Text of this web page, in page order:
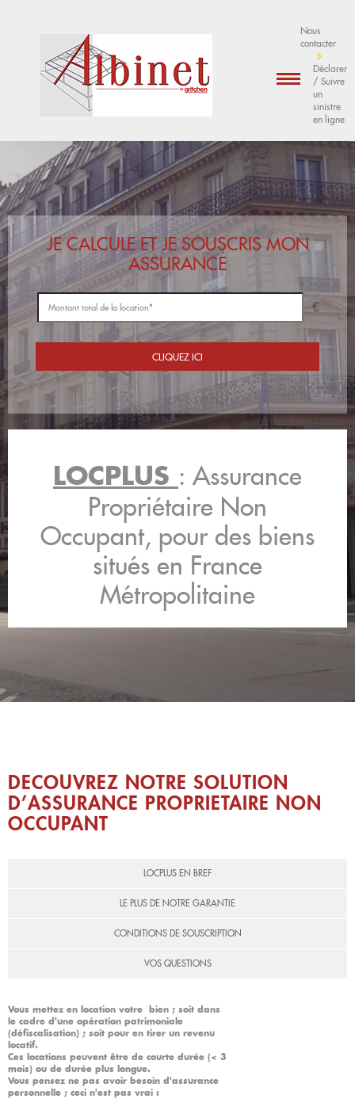
Nous
contacter
Déclarer
/ Suivre
un
sinistre
en ligne
JE CALCULE ET JE SOUSCRIS MON
ASSURANCE
€
LOCPLUS : Assurance
Propriétaire Non
Occupant, pour des biens
situés en France
Métropolitaine
DECOUVREZ NOTRE SOLUTION
D’ASSURANCE PROPRIETAIRE NON
OCCUPANT
LOCPLUS EN BREF
LE PLUS DE NOTRE GARANTIE
CONDITIONS DE SOUSCRIPTION
VOS QUESTIONS
Vous mettez en location votre bien ; soit dans
le cadre d'une opération patrimoniale
(défiscalisation) ; soit pour en tirer un revenu
locatif.
Ces locations peuvent être de courte durée (< 3
mois) ou de durée plus longue.
Vous pensez ne pas avoir besoin d'assurance
personnelle ; ceci n'est pas vrai :